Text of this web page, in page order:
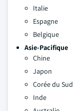
Italie
Espagne
Belgique
Asie-Pacifique
Chine
Japon
Corée du Sud
Inde